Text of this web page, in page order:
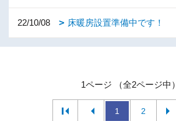
22/10/08 床暖房設置準備中です！
1ページ （全2ページ中）
1 2